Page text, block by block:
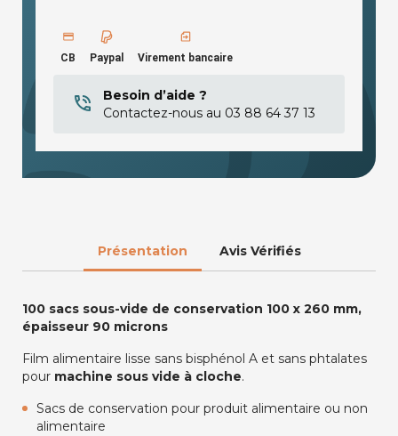
CB Paypal Virement bancaire
Besoin d’aide ?
Contactez-nous au 03 88 64 37 13
Présentation Avis Vérifiés
100 sacs sous-vide de conservation 100 x 260 mm,
épaisseur 90 microns
Film alimentaire lisse sans bisphénol A et sans phtalates
pour machine sous vide à cloche.
Sacs de conservation pour produit alimentaire ou non
alimentaire